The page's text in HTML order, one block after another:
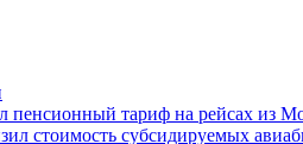
пенсионный тариф на рейсах из
стоимость субсидируемых